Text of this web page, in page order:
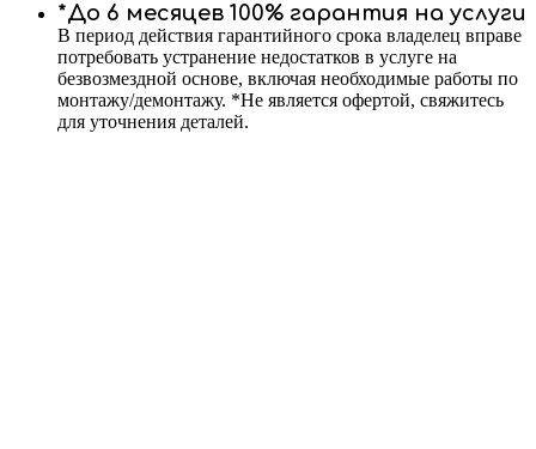
*До 6 месяцев 100% гарантия на услуги
В период действия гарантийного срока владелец вправе
потребовать устранение недостатков в услуге на
безвозмездной основе, включая необходимые работы по
монтажу/демонтажу. *Не является офертой, свяжитесь
для уточнения деталей.